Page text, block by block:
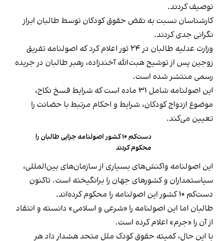
توصیف کردند.
کارشناسان نسبت به نقض حقوق کودکان توسط طالبان ابراز
نگرانی جدی کردند.
وزارت عدلیه طالبان در ۲۴ ثور اعلام کرد که اصولنامه تفریق
زوجین پس از توشیح هبت‌الله آخندزاده، رهبر طالبان در جریده
رسمی منتشر شده است.
این اصولنامه شامل ۳۱ ماده است که شرایط فسخ نکاح،
موضوع ازدواج کودکان، شرایط و احکام مرتبط با حضانت را
تعیین می‌کند.
دست‌کم ۱۰ کشور اصولنامه جزایی طالبان را
محکوم کردند
این اصولنامه واکنش‌های بسیاری از سازمان‌های بین‌المللی،
سیاستمداران و کشورهای جهان را برانگیخته است. تاکنون
دست‌کم ۱۰ کشور این اصولنامه را محکوم کرده‌اند.
طالبان اما این اصولنامه را «شرعی و اسلامی» دانسته و انتقاد
از آن را «جرم» اعلام کرده است.
با این حال، کمیته حقوق کودک ملل متحد هشدار داد هر